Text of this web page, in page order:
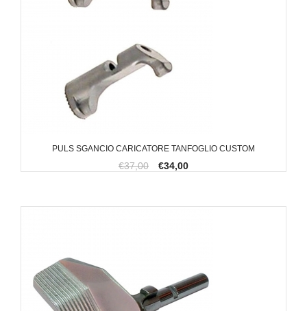
PULS SGANCIO CARICATORE TANFOGLIO CUSTOM
€37,00 €34,00